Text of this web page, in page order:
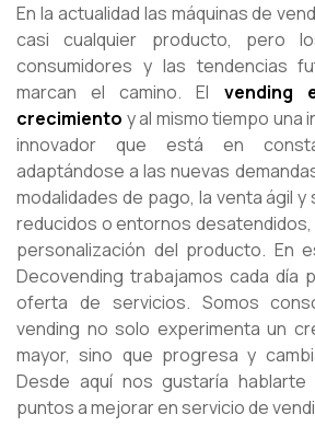
En la actualidad las máquinas de
casi cualquier producto, pero
consumidores y las tendencias
marcan el camino. El vending
crecimiento y al mismo tiempo una
innovador que está en
adaptándose a las nuevas
modalidades de pago, la venta ágil
reducidos o entornos desatendidos,
personalización del producto. En
Decovending trabajamos cada día
oferta de servicios. Somos
vending no solo experimenta un
mayor, sino que progresa y
Desde aquí nos gustaría
puntos a mejorar en servicio de